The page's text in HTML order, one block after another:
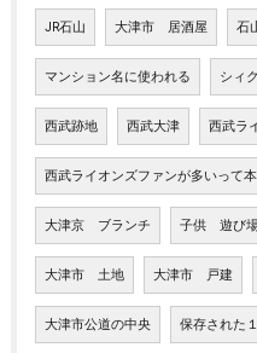
JR石山 大津市 居酒屋 石
マンション名に使われる シィ
西武跡地 西武大津 西武ラ
西武ライオンズファンが多いって
大津京 ブランチ 子供 遊び
大津市 土地 大津市 戸建
大津市公道の中央 保存された